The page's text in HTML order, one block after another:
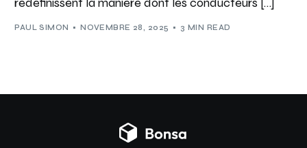
PAUL SIMON NOVEMBRE 28, 2025 3 MIN READ